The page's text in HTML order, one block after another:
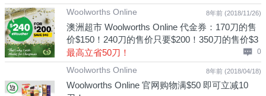
8年前 (2018/11/26)
Woolworths Online
澳洲超市 Woolworths Online 代金券：170刀的售
价$150！240刀的售价只要$200！350刀的售价$3
00！
最高立省50刀！ 0
8年前 (2018/04/18)
Woolworths Online
Woolworths Online 官网购物满$50 即可立减10